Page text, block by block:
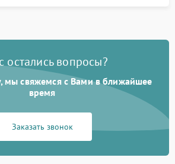
остались вопросы?
мы свяжемся с Вами в ближайшее
время
Заказать звонок